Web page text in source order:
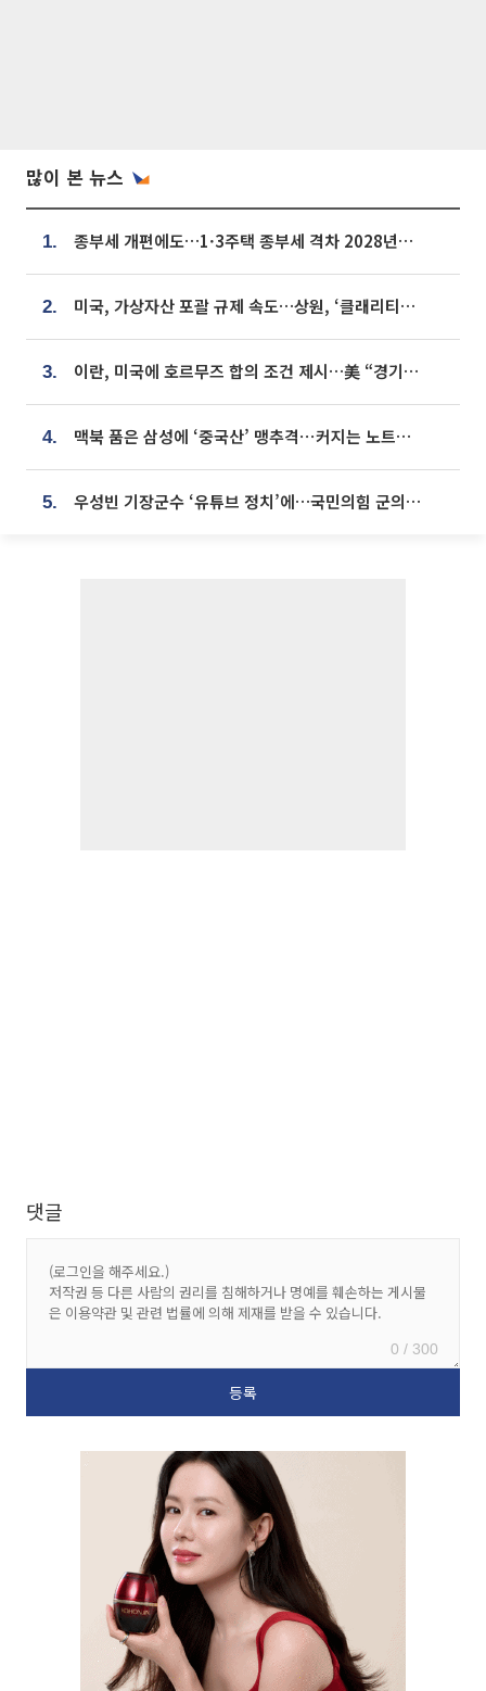
많이 본 뉴스
1. 종부세 개편에도…1·3주택 종부세 격차 2028년부터 확대
2. 미국, 가상자산 포괄 규제 속도…상원, ‘클래리티법’ 9월 절차투표 추진
3. 이란, 미국에 호르무즈 합의 조건 제시…美 “경기 아직 안 끝나” [종합]
4. 맥북 품은 삼성에 ‘중국산’ 맹추격⋯커지는 노트북 OLED 시장
5. 우성빈 기장군수 ‘유튜브 정치’에…국민의힘 군의원들 집단 반발
댓글
0 / 300